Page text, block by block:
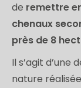
de remettre
chenaux
près de 8
Il s’agit
nature